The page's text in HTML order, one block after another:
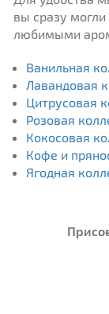
вы сразу
любимыми
Ванильная
Лавандовая
Цитрусовая
Розовая
Кокосовая
Кофе и
Ягодная